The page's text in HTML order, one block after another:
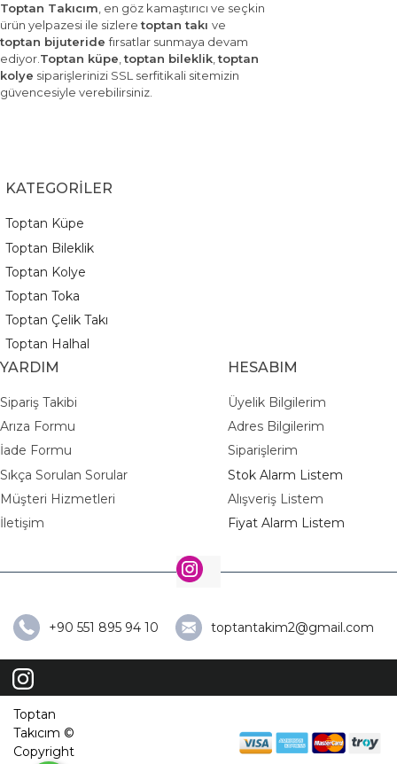
Toptan Takıcım, en göz kamaştırıcı ve seçkin
ürün yelpazesi ile sizleretoptan takı ve
toptan bijuteridefırsatlar sunmaya devam
ediyor.Toptan küpe,toptan bileklik,toptan
kolye siparişlerinizi SSL serfitikali sitemizin
güvencesiyle verebilirsiniz.
KATEGORİLER
Toptan Küpe
Toptan Bileklik
Toptan Kolye
Toptan Toka
Toptan Çelik Takı
Toptan Halhal
YARDIM
Sipariş Takibi
Arıza Formu
İade Formu
Sıkça Sorulan Sorular
Müşteri Hizmetleri
İletişim
HESABIM
Üyelik Bilgilerim
Adres Bilgilerim
Siparişlerim
Stok Alarm Listem
Alışveriş Listem
Fiyat Alarm Listem
+90 551 895 94 10 toptantakim2@gmail.com
Toptan
Takıcım ©
Copyright